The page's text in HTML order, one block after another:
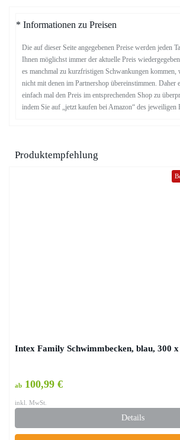
* Informationen zu Preisen
Die auf dieser Seite angegebenen Preise werden jeden
Ihnen möglichst immer der aktuelle Preis
es manchmal zu kurzfristigen Schwankungen kommen,
nicht mit denen im Partnershop übereinstimmen. Daher
einfach mal den Preis im entsprechenden Shop zu
indem Sie auf „jetzt kaufen bei Amazon“ des jeweiligen
Produktempfehlung
Intex Family Schwimmbecken, blau, 300
ab 100,99 €
inkl. MwSt.
Details